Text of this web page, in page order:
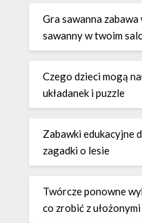
Gra sawanna
sawanny w twoim
Czego dzieci mogą
układanek i puzzle
Zabawki edukacyjne
zagadki o lesie
Twórcze ponowne
co zrobić z